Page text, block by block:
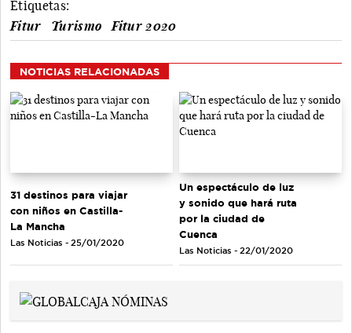
Etiquetas:
Fitur
Turismo Fitur 2020
NOTICIAS RELACIONADAS
31 destinos para viajar
con niños en Castilla-
La Mancha
Las Noticias - 25/01/2020
Un espectáculo de luz
y sonido que hará ruta
por la ciudad de
Cuenca
Las Noticias - 22/01/2020